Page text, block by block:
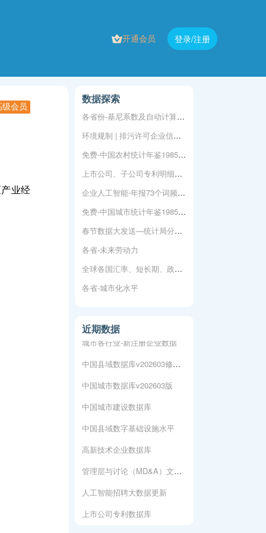
开通会员
登录/注册
级会员
业经
数据探索
各省份-基尼系数及自动计算程序
环境规制 | 排污许可企业信息库
免费-中国农村统计年鉴1985-2024年
上市公司、子公司专利明细数据
企业人工智能-年报73个词频统计
免费-中国城市统计年鉴1985-2024
春节数据大发送—统计局分省年度数据
各省-未来劳动力
全球各国汇率、短长期、政策利率数据
各省-城市化水平
近期数据
城市各行业-新注册企业数据
中国城市数据库v202603版
中国城市建设数据库
中国县域数字基础设施水平
高新技术企业数据库
人工智能招聘大数据更新
上市公司专利数据库